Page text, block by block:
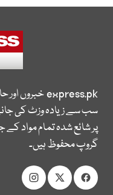
express.pkخبروں اور
سب سے زیادہ وزٹ کی
پر شائع شدہ تمام مواد
گروپ محفوظ ہیں۔